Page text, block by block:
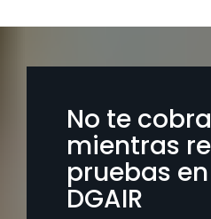
No te
mientras
pruebas en
DGAIR